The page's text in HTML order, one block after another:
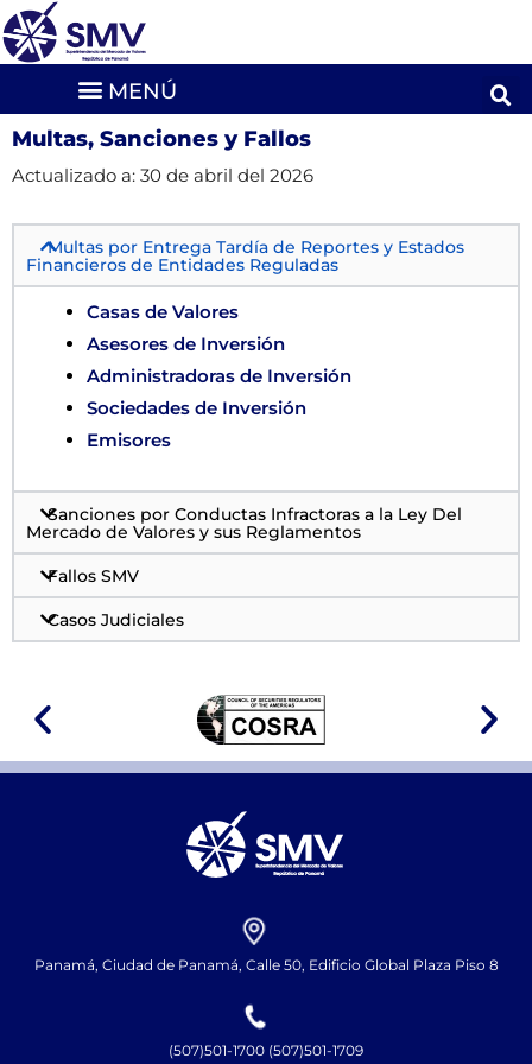
Multas, Sanciones y Fallos
Actualizado a: 30 de abril del 2026
Multas por Entrega Tardía de Reportes y Estados
Financieros de Entidades Reguladas
Casas de Valores
Asesores de Inversión
Administradoras de Inversión
Sociedades de Inversión
Emisores
Sanciones por Conductas Infractoras a la Ley Del
Mercado de Valores y sus Reglamentos
Fallos SMV
Casos Judiciales
Panamá, Ciudad de Panamá, Calle 50, Edificio Global Plaza Piso 8
(507)501-1700 (507)501-1709